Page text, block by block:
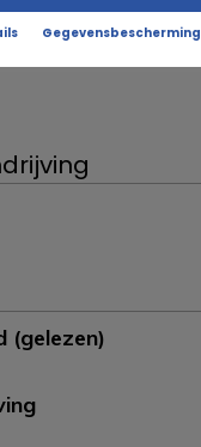
(gelezen)
Gegevensbescherming